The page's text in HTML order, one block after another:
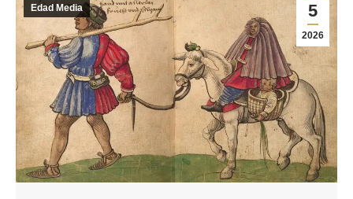
5
2026
Edad Media